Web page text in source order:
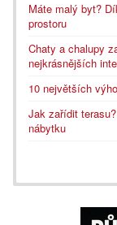
Máte malý byt?
prostoru
Chaty a chalupy
nejkrásnějších
10 největších
Jak zařídit
nábytku